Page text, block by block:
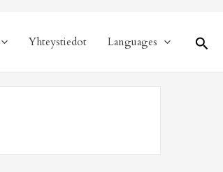
Yhteystiedot Languages Hae